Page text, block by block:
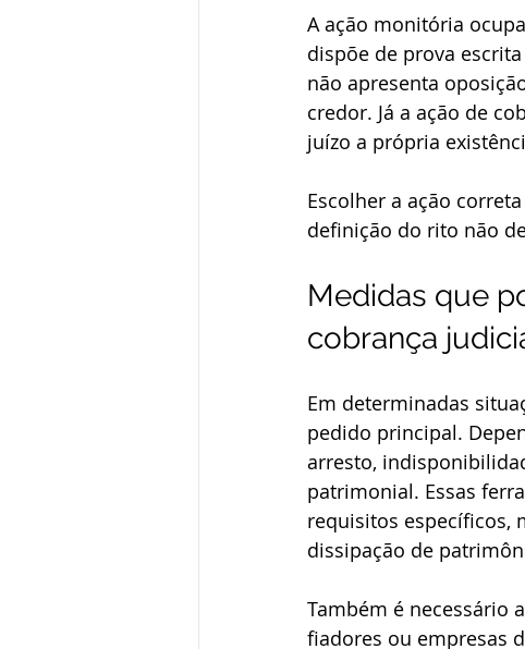
A ação monitória
dispõe de prova
não apresenta
credor. Já a ação de
juízo a própria
Escolher a ação
definição do rito não
Medidas que
cobrança
Em determinadas
pedido principal.
arresto,
patrimonial. Essas
requisitos específicos,
dissipação de
Também é necessário
fiadores ou empresas